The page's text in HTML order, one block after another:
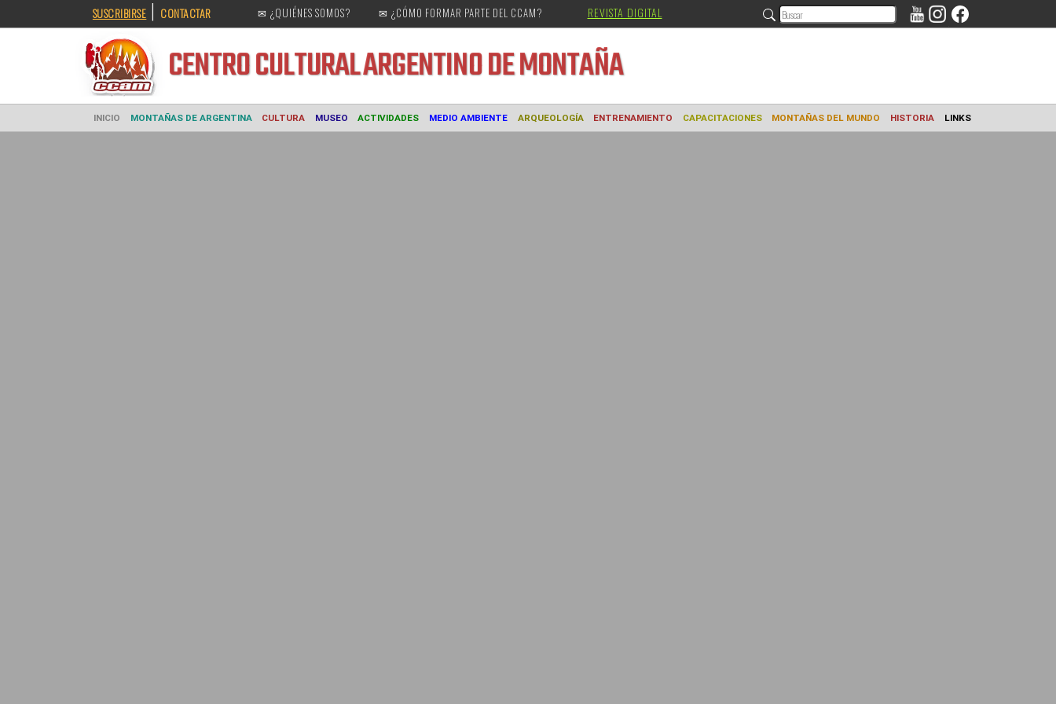
SUSCRIBIRSE | CONTACTAR ✉ ¿QUIÉNES SOMOS? ✉ ¿CÓMO FORMAR PARTE DEL CCAM? REVISTA DIGITAL
CENTRO CULTURALARGENTINO DE MONTAÑA
INICIO MONTAÑAS DE ARGENTINA CULTURA MUSEO ACTIVIDADES MEDIO AMBIENTE ARQUEOLOGÍA ENTRENAMIENTO CAPACITACIONES MONTAÑAS DEL MUNDO HISTORIA